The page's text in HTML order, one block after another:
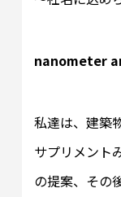
nanometer
私達は、建築
サプリメント
の提案、その